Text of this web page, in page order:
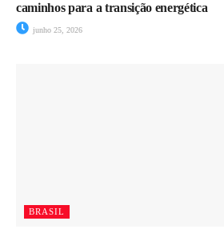
caminhos para a transição energética
junho 25, 2026
BRASIL